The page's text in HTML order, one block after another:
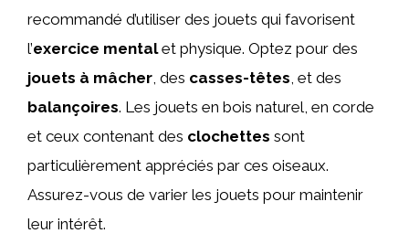
recommandé d’utiliser des jouets qui favorisent
l’exercice mentalet physique. Optez pour des
jouets à mâcher , des casses-têtes , et des
balançoires. Les jouets en bois naturel, en corde
et ceux contenant des clochettes sont
particulièrement appréciés par ces oiseaux.
Assurez-vous de varier les jouets pour maintenir
leur intérêt.